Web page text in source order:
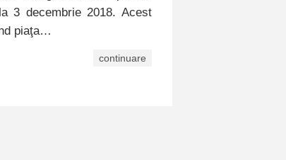
3 decembrie 2018. Acest
piaţa…
continuare